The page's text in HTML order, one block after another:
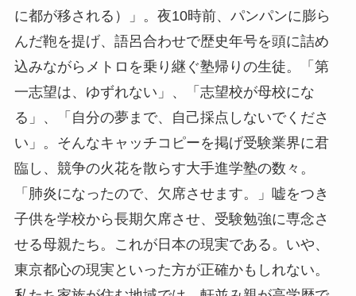
に都が移される）」。夜10時前、パンパンに膨ら
んだ鞄を提げ、語呂合わせで歴史年号を頭に詰め
込みながらメトロを乗り継ぐ塾帰りの生徒。「第
一志望は、ゆずれない」、「志望校が母校にな
る」、「自分の夢まで、自己採点しないでくださ
い」。そんなキャッチコピーを掲げ受験業界に君
臨し、競争の火花を散らす大手進学塾の数々。
「肺炎になったので、欠席させます。」嘘をつき
子供を学校から長期欠席させ、受験勉強に専念さ
せる母親たち。これが日本の現実である。いや、
東京都心の現実といった方が正確かもしれない。